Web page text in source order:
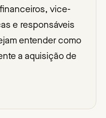
vice-
e responsáveis
entender como
a aquisição de